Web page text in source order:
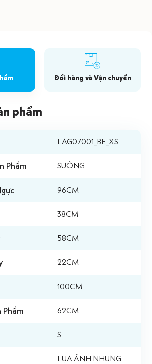
Đổi hàng và Vận chuyển
phẩm
LAG07001_BE_XS
Phẩm SUÔNG
96CM
38CM
58CM
22CM
100CM
Phẩm 62CM
S
LỤA ÁNH NHUNG